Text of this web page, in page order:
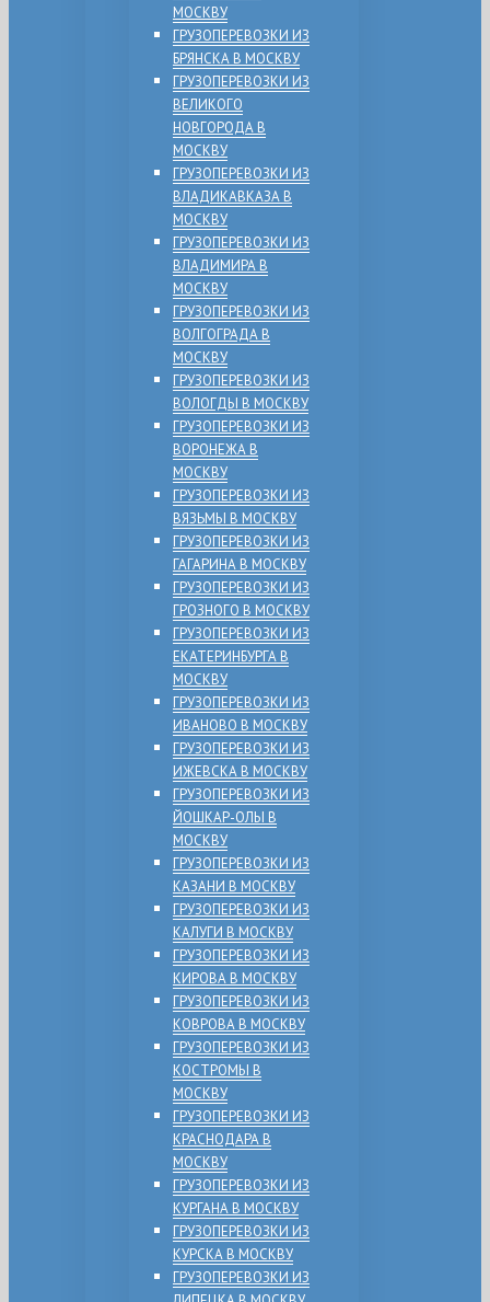
МОСКВУ
ГРУЗОПЕРЕВОЗКИ ИЗ
БРЯНСКА В МОСКВУ
ГРУЗОПЕРЕВОЗКИ ИЗ
ВЕЛИКОГО
НОВГОРОДА В
МОСКВУ
ГРУЗОПЕРЕВОЗКИ ИЗ
ВЛАДИКАВКАЗА В
МОСКВУ
ГРУЗОПЕРЕВОЗКИ ИЗ
ВЛАДИМИРА В
МОСКВУ
ГРУЗОПЕРЕВОЗКИ ИЗ
ВОЛГОГРАДА В
МОСКВУ
ГРУЗОПЕРЕВОЗКИ ИЗ
ВОЛОГДЫ В МОСКВУ
ГРУЗОПЕРЕВОЗКИ ИЗ
ВОРОНЕЖА В
МОСКВУ
ГРУЗОПЕРЕВОЗКИ ИЗ
ВЯЗЬМЫ В МОСКВУ
ГРУЗОПЕРЕВОЗКИ ИЗ
ГАГАРИНА В МОСКВУ
ГРУЗОПЕРЕВОЗКИ ИЗ
ГРОЗНОГО В МОСКВУ
ГРУЗОПЕРЕВОЗКИ ИЗ
ЕКАТЕРИНБУРГА В
МОСКВУ
ГРУЗОПЕРЕВОЗКИ ИЗ
ИВАНОВО В МОСКВУ
ГРУЗОПЕРЕВОЗКИ ИЗ
ИЖЕВСКА В МОСКВУ
ГРУЗОПЕРЕВОЗКИ ИЗ
ЙОШКАР-ОЛЫ В
МОСКВУ
ГРУЗОПЕРЕВОЗКИ ИЗ
КАЗАНИ В МОСКВУ
ГРУЗОПЕРЕВОЗКИ ИЗ
КАЛУГИ В МОСКВУ
ГРУЗОПЕРЕВОЗКИ ИЗ
КИРОВА В МОСКВУ
ГРУЗОПЕРЕВОЗКИ ИЗ
КОВРОВА В МОСКВУ
ГРУЗОПЕРЕВОЗКИ ИЗ
КОСТРОМЫ В
МОСКВУ
ГРУЗОПЕРЕВОЗКИ ИЗ
КРАСНОДАРА В
МОСКВУ
ГРУЗОПЕРЕВОЗКИ ИЗ
КУРГАНА В МОСКВУ
ГРУЗОПЕРЕВОЗКИ ИЗ
КУРСКА В МОСКВУ
ГРУЗОПЕРЕВОЗКИ ИЗ